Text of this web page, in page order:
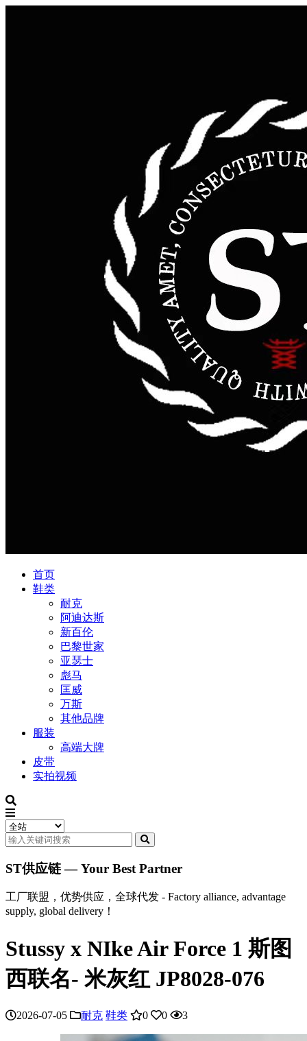
首页
鞋类
耐克
阿迪达斯
新百伦
巴黎世家
亚瑟士
彪马
匡威
万斯
其他品牌
服装
高端大牌
皮带
实拍视频
ST供应链 — Your Best Partner
工厂联盟，优势供应，全球代发 - Factory alliance, advantage
supply, global delivery！
Stussy x NIke Air Force 1 斯图
西联名- 米灰红 JP8028-076
2026-07-05 耐克 鞋类 0 0 3